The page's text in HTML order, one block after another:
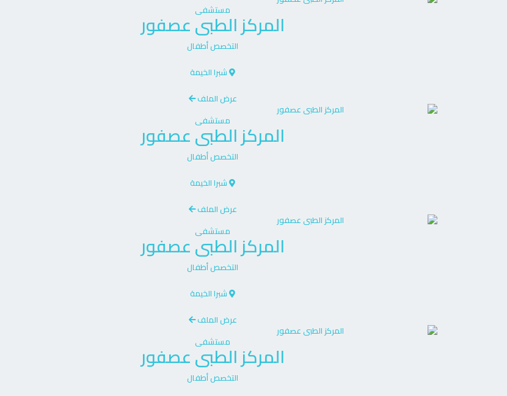
مستشفى
المركز الطبى عصفور
التخصصأطفال
شبرا الخيمة
عرض الملف
مستشفى
المركز الطبى عصفور
التخصصأطفال
شبرا الخيمة
عرض الملف
مستشفى
المركز الطبى عصفور
التخصصأطفال
شبرا الخيمة
عرض الملف
مستشفى
المركز الطبى عصفور
التخصصأطفال